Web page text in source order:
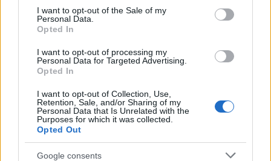
consent section.
I want to opt-out of the Sale of my
Personal Data.
Opted In
I want to opt-out of processing my
Personal Data for Targeted Advertising.
Opted In
I want to opt-out of Collection, Use,
Retention, Sale, and/or Sharing of my
Personal Data that Is Unrelated with the
Purposes for which it was collected.
Opted Out
Google consents
X-62A VISTA με Legion Pod: Τεχνητή
νοημοσύνη στο επόμενο επίπεδο
αυτόνομων αερομαχιών – Βίντεο
Ιράν και Ομάν: συμφώνησαν για νέο
δρομολόγιο πλοίων που θέλουν να
διασχίσουν τα Στενά του Ορμούζ